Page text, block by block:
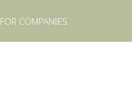
FOR COMPANIES